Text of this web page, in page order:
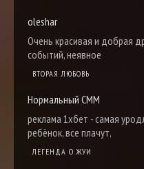
oleshar
Очень красивая и добрая
событий, неявное
ВТОРАЯ ЛЮБОВЬ
Нормальный СММ
реклама 1хбет - самая
ребёнок, все плачут,
ЛЕГЕНДА О ЖУИ